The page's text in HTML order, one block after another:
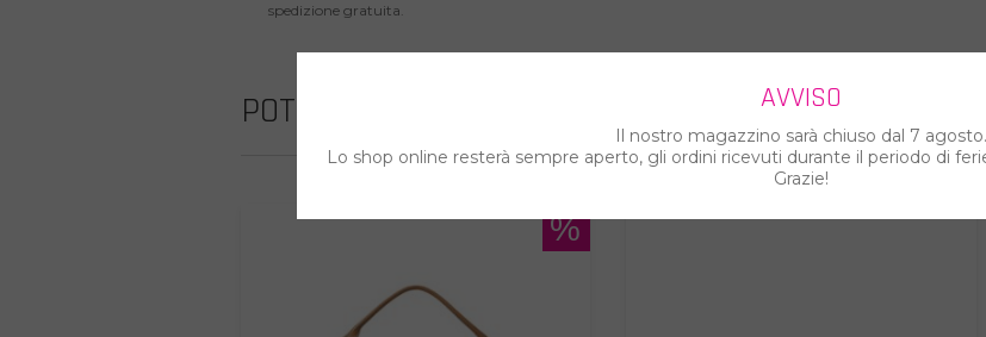
spedizione gratuita.
POTREBBE INTERESSARTI ANCHE...
%
AVVISO
Il nostro magazzino sarà chiuso dal 7 agosto.
Lo shop online resterà sempre aperto, gli ordini ricevuti durante il periodo di
Grazie!